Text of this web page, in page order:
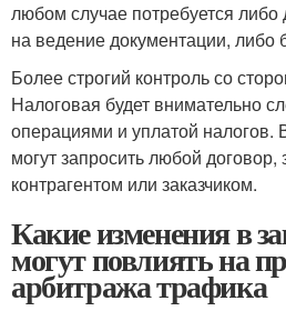
любом случае потребуется
на ведение документации, либо
Более строгий контроль со
Налоговая будет внимательно
операциями и уплатой
могут запросить любой
контрагентом или заказчиком.
Какие изменения в
могут повлиять на
арбитража трафика